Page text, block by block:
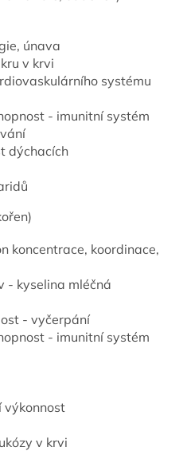
únava
v krvi
systému
- imunitní systém
dýchacích
koncentrace, koordinace,
- kyselina mléčná
- vyčerpání
- imunitní systém
výkonnost
v krvi